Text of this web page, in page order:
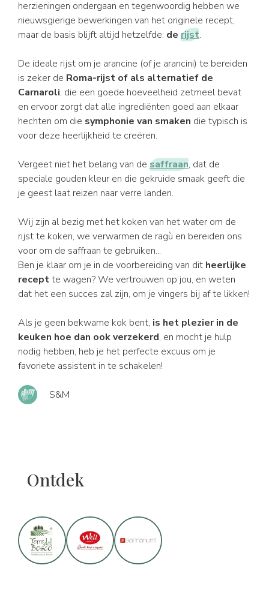
herzieningen ondergaan en tegenwoordig hebben we
nieuwsgierige bewerkingen van het originele recept,
maar de basis blijft altijd hetzelfde: de rijst.
De ideale rijst om je arancine (of je arancini) te bereiden
is zeker de Roma-rijst of als alternatief de
Carnaroli, die een goede hoeveelheid zetmeel bevat
en ervoor zorgt dat alle ingrediënten goed aan elkaar
hechten om die symphonie van smaken die typisch is
voor deze heerlijkheid te creëren.
Vergeet niet het belang van de saffraan, dat de
speciale gouden kleur en die gekruide smaak geeft die
je geest laat reizen naar verre landen.
Wij zijn al bezig met het koken van het water om de
rijst te koken, we verwarmen de ragù en bereiden ons
voor om de saffraan te gebruiken...
Ben je klaar om je in de voorbereiding van dit heerlijke
receptte wagen? We vertrouwen op jou, en weten
dat het een succes zal zijn, om je vingers bij af te likken!
Als je geen bekwame kok bent, is het plezier in de
keuken hoe dan ook verzekerd, en mocht je hulp
nodig hebben, heb je het perfecte excuus om je
favoriete assistent in te schakelen!
S&M
Ontdek